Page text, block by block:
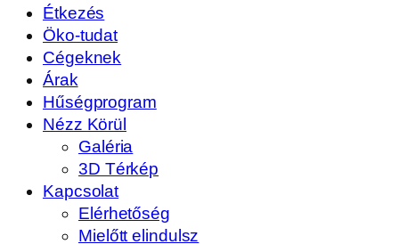
Étkezés
Öko-tudat
Cégeknek
Árak
Hűségprogram
Nézz Körül
Galéria
3D Térkép
Kapcsolat
Elérhetőség
Mielőtt elindulsz